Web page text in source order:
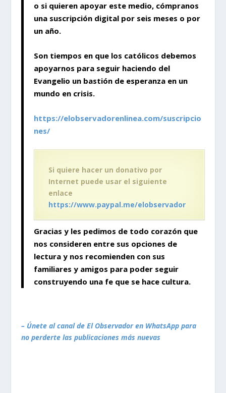
o si quieren apoyar este medio, cómpranos
una suscripción digital por seis meses o por
un año.
Son tiempos en que los católicos debemos
apoyarnos para seguir haciendo del
Evangelio un bastión de esperanza en un
mundo en crisis.
https://elobservadorenlinea.com/suscripcio
nes/
Si quiere hacer un donativo por
Internet puede usar el siguiente
enlace
https://www.paypal.me/elobservador
Gracias y les pedimos de todo corazón que
nos consideren entre sus opciones de
lectura y nos recomienden con sus
familiares y amigos para poder seguir
construyendo una fe que se hace cultura.
– Únete al canal de El Observador en WhatsApp para
no perderte las publicaciones más nuevas